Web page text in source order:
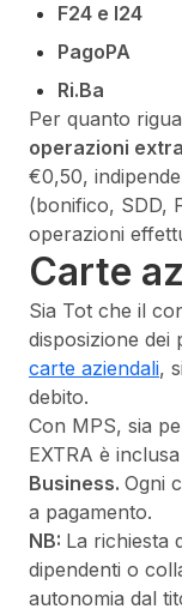
F24 e I24
PagoPA
Ri.Ba
Per quanto
operazioni
€0,50,
(bonifico, SDD,
operazioni
Carte
Sia Tot che il
disposizione dei
carte aziendali,
debito.
Con MPS, sia
EXTRA è
Business. Ogni
a pagamento.
NB: La richiesta
dipendenti o
autonomia dal